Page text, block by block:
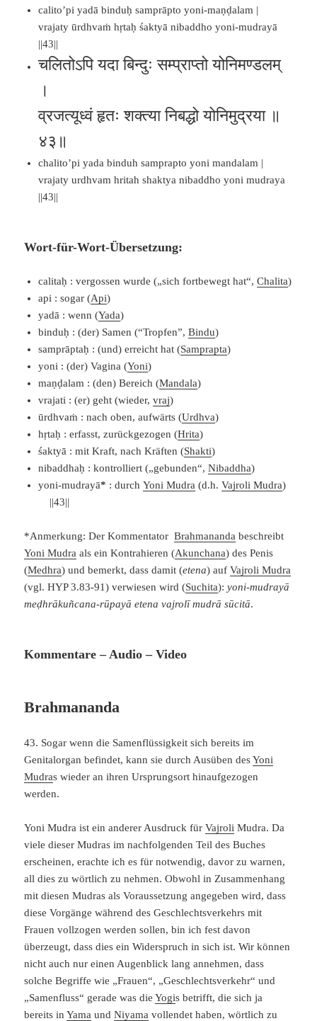
calito’pi yadā binduḥ samprāpto yoni-maṇḍalam |
vrajaty ūrdhvaṁ hṛtaḥ śaktyā nibaddho yoni-mudrayā
||43||
चलितोऽपि यदा बिन्दुः सम्प्राप्तो योनिमण्डलम्
।
व्रजत्यूध्वं हृतः शक्त्या निबद्धो योनिमुद्रया ॥
४३॥
chalito’pi yada binduh samprapto yoni mandalam |
vrajaty urdhvam hritah shaktya nibaddho yoni mudraya
||43||
Wort-für-Wort-Übersetzung:
calitaḥ : vergossen wurde („sich fortbewegt hat“,Chalita)
api : sogar (Api)
yadā : wenn (Yada)
binduḥ : (der) Samen (“Tropfen”,Bindu)
samprāptaḥ : (und) erreicht hat (Samprapta)
yoni : (der) Vagina (Yoni)
maṇḍalam : (den) Bereich (Mandala)
vrajati : (er) geht (wieder,vraj)
ūrdhvaṁ : nach oben, aufwärts (Urdhva)
hṛtaḥ : erfasst, zurückgezogen (Hrita)
śaktyā : mit Kraft, nach Kräften (Shakti)
nibaddhaḥ : kontrolliert („gebunden“,Nibaddha)
yoni-mudrayā* : durchYoni Mudra (d.h.Vajroli Mudra)
||43||
*Anmerkung: Der KommentatorBrahmananda beschreibt
Yoni Mudra als ein Kontrahieren (Akunchana) des Penis
(Medhra) und bemerkt, dass damit (etena) aufVajroli Mudra
(vgl. HYP 3.83-91) verwiesen wird (Suchita):yoni-mudrayā
meḍhrākuñcana-rūpayā etena vajrolī mudrā sūcitā.
Kommentare – Audio – Video
Brahmananda
43. Sogar wenn die Samenflüssigkeit sich bereits im
Genitalorgan befindet, kann sie durch Ausüben desYoni
Mudras wieder an ihren Ursprungsort hinaufgezogen
werden.
Yoni Mudra ist ein anderer Ausdruck fürVajroli Mudra. Da
viele dieser Mudras im nachfolgenden Teil des Buches
erscheinen, erachte ich es für notwendig, davor zu warnen,
all dies zu wörtlich zu nehmen. Obwohl in Zusammenhang
mit diesen Mudras als Voraussetzung angegeben wird, dass
diese Vorgänge während des Geschlechtsverkehrs mit
Frauen vollzogen werden sollen, bin ich fest davon
überzeugt, dass dies ein Widerspruch in sich ist. Wir können
nicht auch nur einen Augenblick lang annehmen, dass
solche Begriffe wie „Frauen“, „Geschlechtsverkehr“ und
„Samenfluss“ gerade was dieYogis betrifft, die sich ja
bereits inYama undNiyama vollendet haben, wörtlich zu